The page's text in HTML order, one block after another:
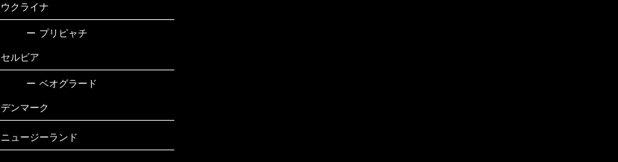
ウクライナ
ー プリピャチ
セルビア
ー ベオグラード
デンマーク
ニュージーランド